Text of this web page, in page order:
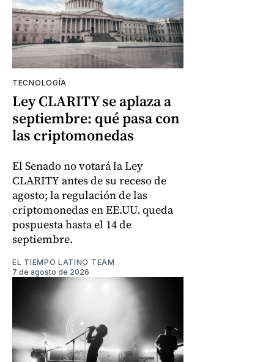
TECNOLOGÍA
Ley CLARITY se aplaza a
septiembre: qué pasa con
las criptomonedas
El Senado no votará la Ley
CLARITY antes de su receso de
agosto; la regulación de las
criptomonedas en EE.UU. queda
pospuesta hasta el 14 de
septiembre.
EL TIEMPO LATINO TEAM
7 de agosto de 2026